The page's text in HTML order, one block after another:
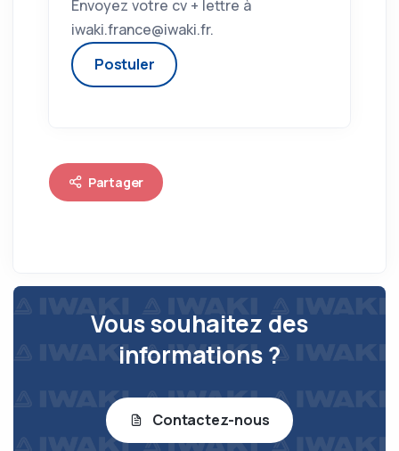
Envoyez votre cv + lettre à
iwaki.france@iwaki.fr.
Postuler
Partager
Vous souhaitez des
informations ?
Contactez-nous